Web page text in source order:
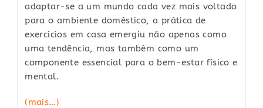
adaptar-se a um mundo cada vez mais voltado
para o ambiente doméstico, a prática de
exercícios em casa emergiu não apenas como
uma tendência, mas também como um
componente essencial para o bem-estar físico e
mental.
(mais…)